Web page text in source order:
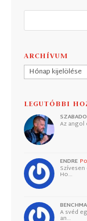
ARCHÍVUM
Archívum
LEGUTÓBBI
Az
ENDRE
Ho…
A svéd
an…